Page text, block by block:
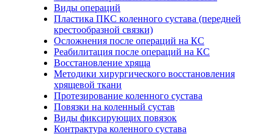
Виды операций
Пластика ПКС коленного сустава (передней
крестообразной связки)
Осложнения после операций на КС
Реабилитация после операций на КС
Восстановление хряща
Методики хирургического восстановления
хрящевой ткани
Протезирование коленного сустава
Повязки на коленный сустав
Виды фиксирующих повязок
Контрактура коленного сустава